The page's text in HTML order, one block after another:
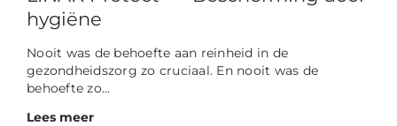
hygiëne
Nooit was de behoefte aan reinheid in de
gezondheidszorg zo cruciaal. En nooit was de
behoefte zo...
Lees meer